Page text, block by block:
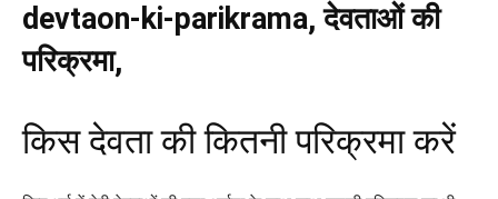
devtaon-ki-parikrama, देवताओं की
परिक्रमा,
किस देवता की कितनी परिक्रमा करें